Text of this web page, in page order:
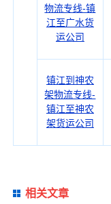
物流专线-镇
江至广水货
运公司
镇江到神农
架物流专线-
镇江至神农
架货运公司
相关文章